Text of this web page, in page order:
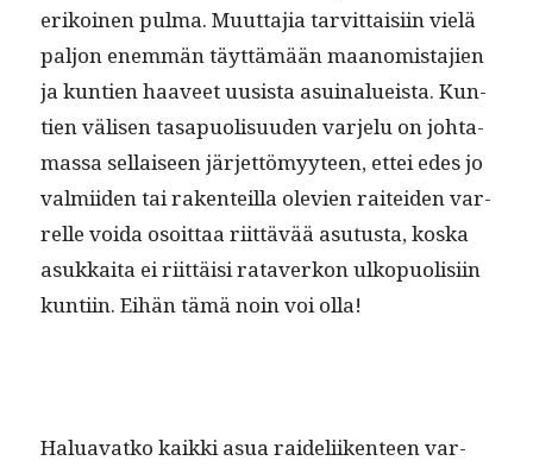
erikoinen pul­ma. Muut­ta­jia tarvit­taisi­in vielä
paljon enem­män täyt­tämään maan­omis­ta­jien
ja kun­tien haaveet uusista asuinalueista. Kun­
tien välisen tas­a­puolisu­u­den var­jelu on johta­
mas­sa sel­l­aiseen jär­jet­tömyy­teen, ettei edes jo
valmi­iden tai rak­en­teil­la ole­vien raitei­den var­
relle voi­da osoit­taa riit­tävää asu­tus­ta, kos­ka
asukkai­ta ei riit­täisi rataverkon ulkop­uolisi­in
kun­ti­in. Eihän tämä noin voi olla!
Halu­a­vatko kaik­ki asua raideli­iken­teen var­